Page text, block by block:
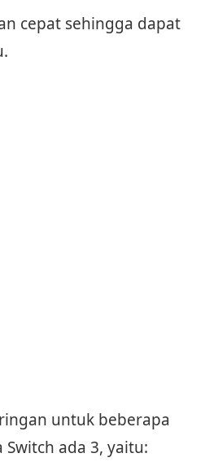
cepat sehingga dapat
untuk beberapa
ada 3, yaitu: